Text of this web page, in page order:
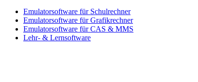
Emulatorsoftware für Schulrechner
Emulatorsoftware für Grafikrechner
Emulatorsoftware für CAS & MMS
Lehr- & Lernsoftware